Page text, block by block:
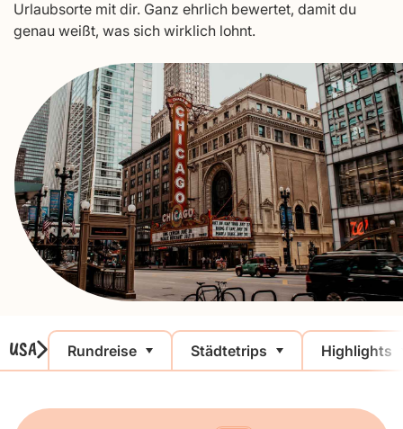
Urlaubsorte mit dir. Ganz ehrlich bewertet, damit du
genau weißt, was sich wirklich lohnt.
USA Rundreise Städtetrips Highlights